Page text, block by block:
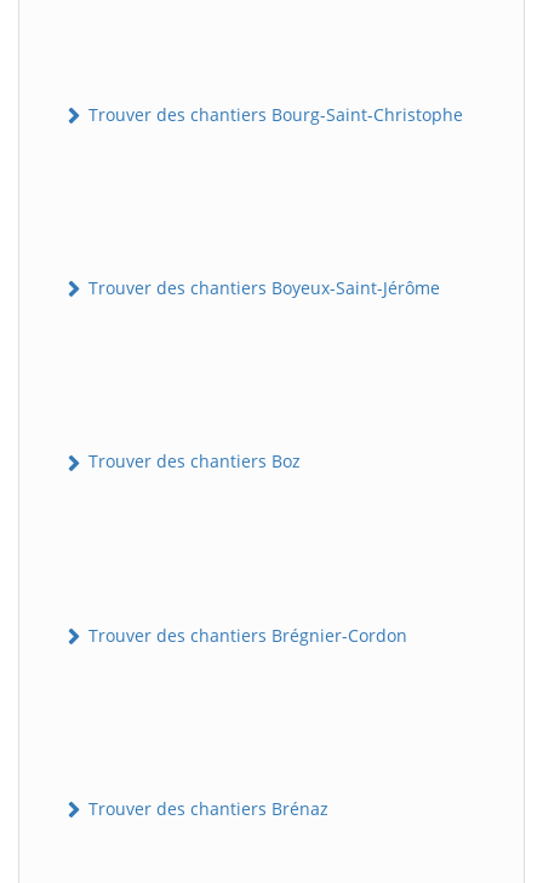
Trouver des chantiers Bourg-Saint-Christophe
Trouver des chantiers Boyeux-Saint-Jérôme
Trouver des chantiers Boz
Trouver des chantiers Brégnier-Cordon
Trouver des chantiers Brénaz